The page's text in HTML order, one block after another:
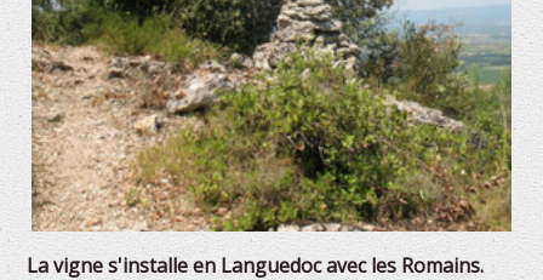
La vigne s'installe en Languedoc avec les Romains.